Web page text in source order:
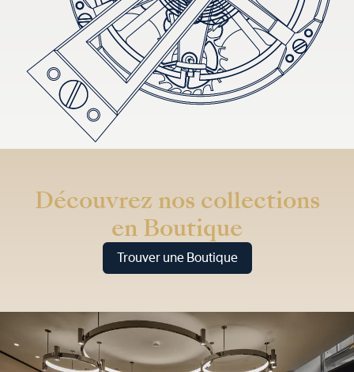
Découvrez nos collections
en Boutique
Trouver une Boutique